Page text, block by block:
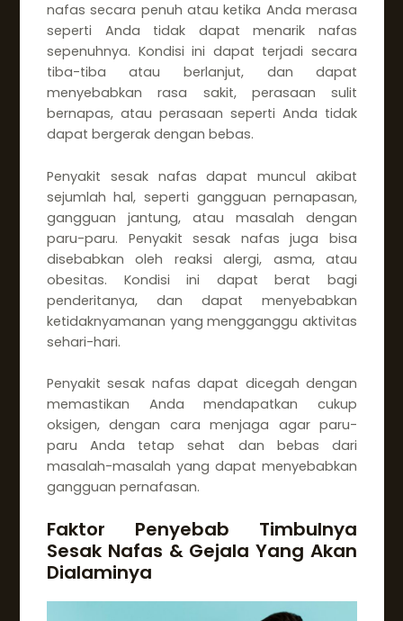
nafas secara penuh atau ketika Anda merasa
seperti Anda tidak dapat menarik nafas
sepenuhnya. Kondisi ini dapat terjadi secara
tiba-tiba atau berlanjut, dan dapat
menyebabkan rasa sakit, perasaan sulit
bernapas, atau perasaan seperti Anda tidak
dapat bergerak dengan bebas.
Penyakit sesak nafas dapat muncul akibat
sejumlah hal, seperti gangguan pernapasan,
gangguan jantung, atau masalah dengan
paru-paru. Penyakit sesak nafas juga bisa
disebabkan oleh reaksi alergi, asma, atau
obesitas. Kondisi ini dapat berat bagi
penderitanya, dan dapat menyebabkan
ketidaknyamanan yang mengganggu aktivitas
sehari-hari.
Penyakit sesak nafas dapat dicegah dengan
memastikan Anda mendapatkan cukup
oksigen, dengan cara menjaga agar paru-
paru Anda tetap sehat dan bebas dari
masalah-masalah yang dapat menyebabkan
gangguan pernafasan.
Faktor Penyebab Timbulnya
Sesak Nafas & Gejala Yang Akan
Dialaminya